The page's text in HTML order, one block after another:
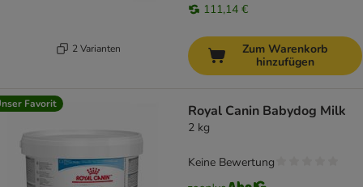
2 Varianten
111,14 €
Zum Warenkorb
hinzufügen
Favorit Royal Canin Babydog Milk
2 kg
Keine Bewertung